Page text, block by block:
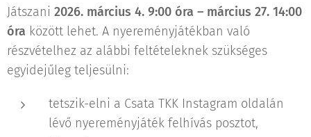
Játszani 2026. március 4. 9:00 óra – március 27. 14:00
óra között lehet. A nyereményjátékban való
részvételhez az alábbi feltételeknek szükséges
egyidejűleg teljesülni:
tetszik-elni a Csata TKK Instagram oldalán
lévő nyereményjáték felhívás posztot,